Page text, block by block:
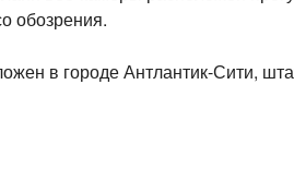
обозрения.
в городе Антлантик-Сити,